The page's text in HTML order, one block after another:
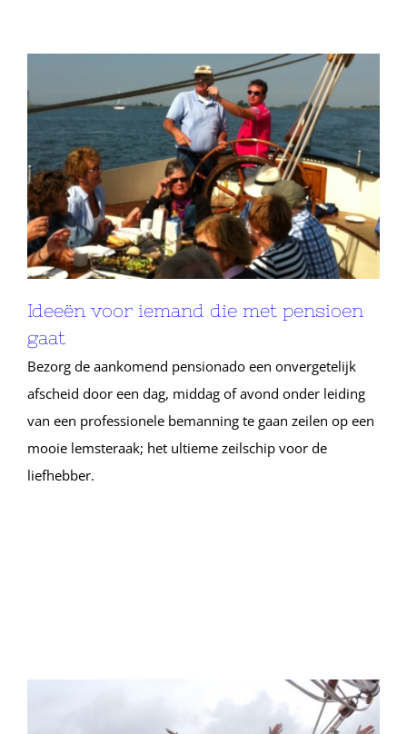
Ideeën voor iemand die met pensioen
gaat
Bezorg de aankomend pensionado een onvergetelijk
afscheid door een dag, middag of avond onder leiding
van een professionele bemanning te gaan zeilen op een
mooie lemsteraak; het ultieme zeilschip voor de
liefhebber.